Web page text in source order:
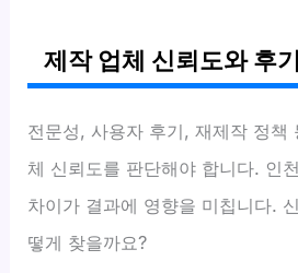
제작 업체 신뢰도와 후
전문성, 사용자 후기, 재제작 정책
체 신뢰도를 판단해야 합니다. 인
차이가 결과에 영향을 미칩니다.
떻게 찾을까요?